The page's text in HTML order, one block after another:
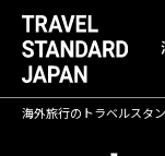
海外旅行のトラベルスタ